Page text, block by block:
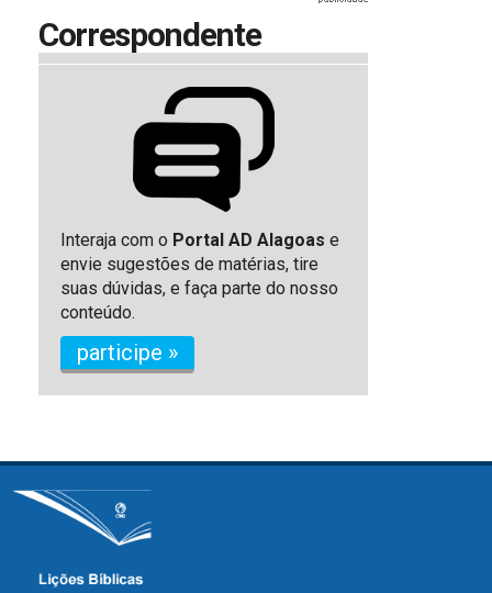
Correspondente
Interaja com o Portal AD Alagoas e
envie sugestões de matérias, tire
suas dúvidas, e faça parte do nosso
conteúdo.
participe »